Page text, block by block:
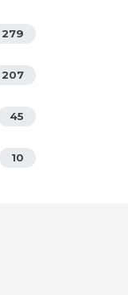
279
207
45
10